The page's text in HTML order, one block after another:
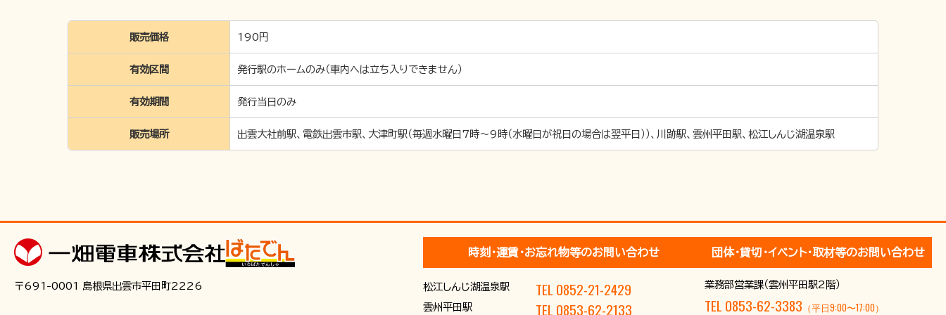
販売価格 190円
有効区間 発行駅のホームのみ（車内へは立ち入りできません）
有効期間 発行当日のみ
販売場所 出雲大社前駅、電鉄出雲市駅、大津町駅（毎週水曜日7時～9時（水曜日が祝日の場合は翌平日））、川跡駅、雲州平田駅、松江しんじ湖温泉駅
〒691-0001 島根県出雲市平田町2226
時刻･運賃･お忘れ物等のお問い合わせ
松江しんじ湖温泉駅 TEL 0852-21-2429
雲州平田駅 TEL 0853-62-2133
団体･貸切･イベント･取材等のお問い合わせ
業務部営業課（雲州平田駅2階）
TEL 0853-62-3383 （平日9:00〜17:00）